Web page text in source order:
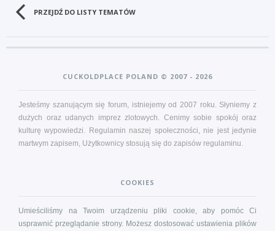
PRZEJDŹ DO LISTY TEMATÓW
CUCKOLDPLACE POLAND © 2007 - 2026
Jesteśmy szanującym się forum, istniejemy od 2007 roku. Słyniemy z
dużych oraz udanych imprez zlotowych. Cenimy sobie spokój oraz
kulturę wypowiedzi. Regulamin naszej społeczności, nie jest jedynie
martwym zapisem, Użytkownicy stosują się do zapisów regulaminu.
COOKIES
Umieściliśmy na Twoim urządzeniu pliki cookie, aby pomóc Ci
usprawnić przeglądanie strony. Możesz dostosować ustawienia plików